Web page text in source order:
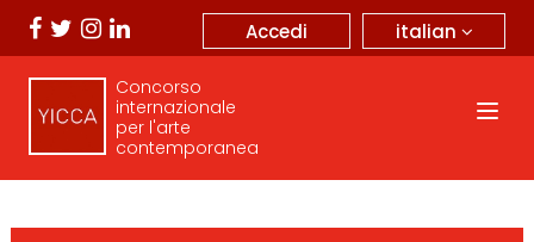
italian
Accedi
Concorso
internazionale
per l'arte
contemporanea